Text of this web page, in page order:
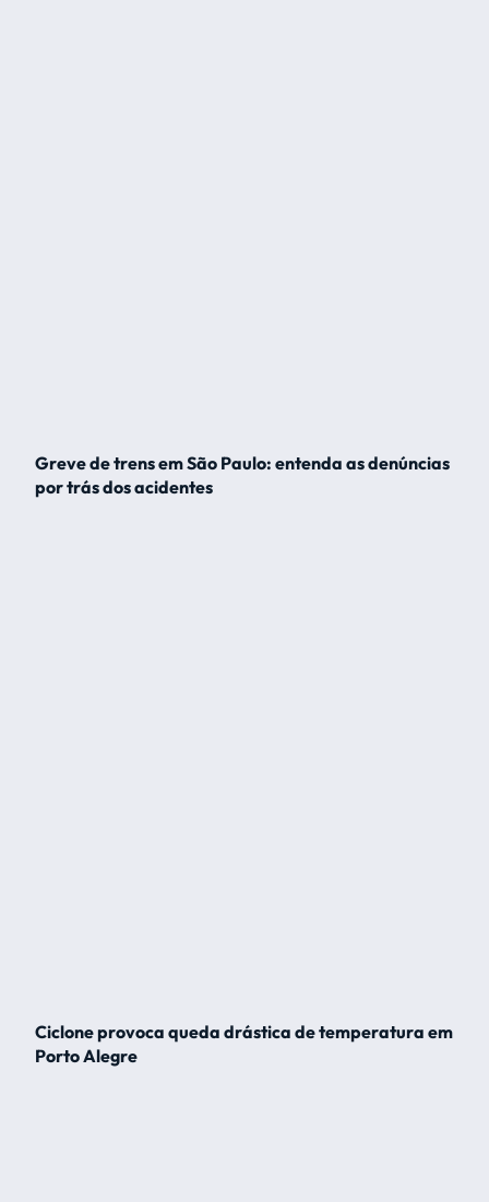
Greve de trens em São Paulo: entenda as denúncias
por trás dos acidentes
Ciclone provoca queda drástica de temperatura em
Porto Alegre